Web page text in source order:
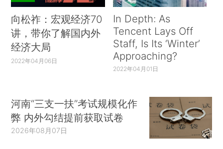
向松祚：宏观经济70
讲，带你了解国内外
经济大局
2022年04月06日
In Depth: As
Tencent Lays Off
Staff, Is Its ‘Winter’
Approaching?
2022年04月01日
河南“三支一扶”考试规模化作
弊 内外勾结提前获取试卷
2026年08月07日